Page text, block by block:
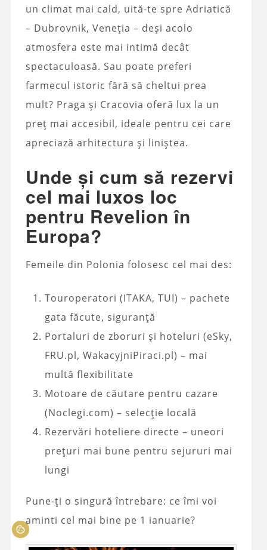
un climat mai cald, uită-te spre Adriatică
– Dubrovnik, Veneția – deși acolo
atmosfera este mai intimă decât
spectaculoasă. Sau poate preferi
farmecul istoric fără să cheltui prea
mult? Praga și Cracovia oferă lux la un
preț mai accesibil, ideale pentru cei care
apreciază arhitectura și liniștea.
Unde și cum să rezervi
cel mai luxos loc
pentru Revelion în
Europa?
Femeile din Polonia folosesc cel mai des:
Touroperatori (ITAKA, TUI) – pachete
gata făcute, siguranță
Portaluri de zboruri și hoteluri (eSky,
FRU.pl, WakacyjniPiraci.pl) – mai
multă flexibilitate
Motoare de căutare pentru cazare
(Noclegi.com) – selecție locală
Rezervări hoteliere directe – uneori
prețuri mai bune pentru sejururi mai
lungi
Pune-ți o singură întrebare: ce îmi voi
aminti cel mai bine pe 1 ianuarie?